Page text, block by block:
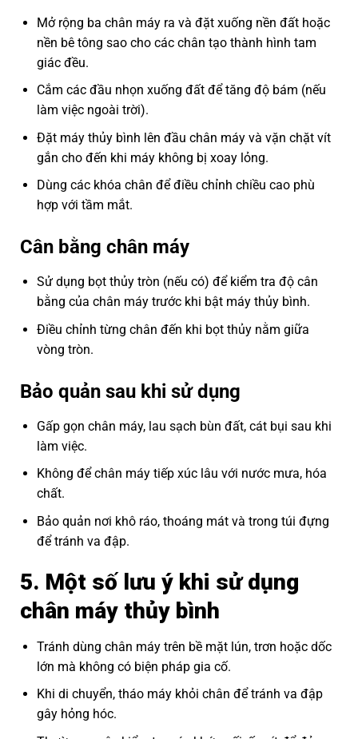
Mở rộng ba chân máy ra và đặt xuống nền đất hoặc
nền bê tông sao cho các chân tạo thành hình tam
giác đều.
Cắm các đầu nhọn xuống đất để tăng độ bám (nếu
làm việc ngoài trời).
Đặt máy thủy bình lên đầu chân máy và vặn chặt vít
gắn cho đến khi máy không bị xoay lỏng.
Dùng các khóa chân để điều chỉnh chiều cao phù
hợp với tầm mắt.
Cân bằng chân máy
Sử dụng bọt thủy tròn (nếu có) để kiểm tra độ cân
bằng của chân máy trước khi bật máy thủy bình.
Điều chỉnh từng chân đến khi bọt thủy nằm giữa
vòng tròn.
Bảo quản sau khi sử dụng
Gấp gọn chân máy, lau sạch bùn đất, cát bụi sau khi
làm việc.
Không để chân máy tiếp xúc lâu với nước mưa, hóa
chất.
Bảo quản nơi khô ráo, thoáng mát và trong túi đựng
để tránh va đập.
5. Một số lưu ý khi sử dụng
chân máy thủy bình
Tránh dùng chân máy trên bề mặt lún, trơn hoặc dốc
lớn mà không có biện pháp gia cố.
Khi di chuyển, tháo máy khỏi chân để tránh va đập
gây hỏng hóc.